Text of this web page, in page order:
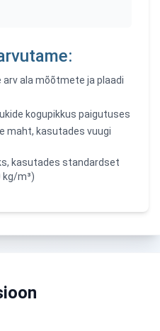
ala mõõtmete ja plaadi
kogupikkus paigutuses
maht, kasutades vuugi
kasutades standardset
m³)